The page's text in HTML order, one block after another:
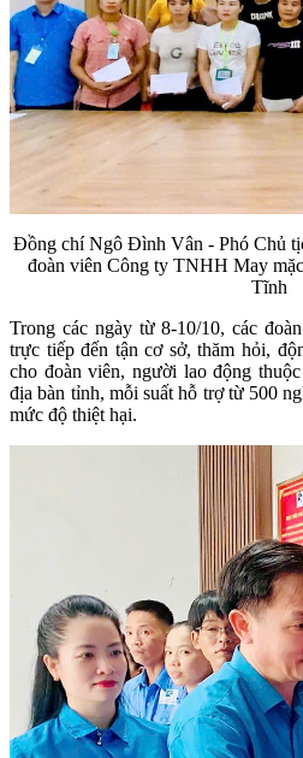
Đồng chí Ngô Đình Vân - Phó Chủ
đoàn viên Công ty TNHH May
Tĩnh
Trong các ngày từ 8-10/10, các
trực tiếp đến tận cơ sở, thăm hỏi,
cho đoàn viên, người lao động
địa bàn tỉnh, mỗi suất hỗ trợ từ 500
mức độ thiệt hại.